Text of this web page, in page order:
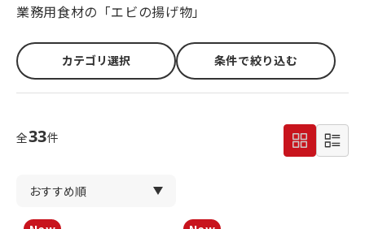
業務用食材の「エビの揚げ物」
カテゴリ選択 条件で絞り込む
全33件